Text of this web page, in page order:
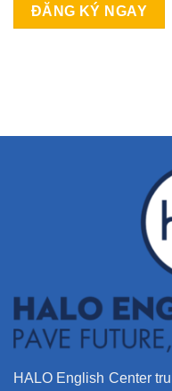
HALO English Center